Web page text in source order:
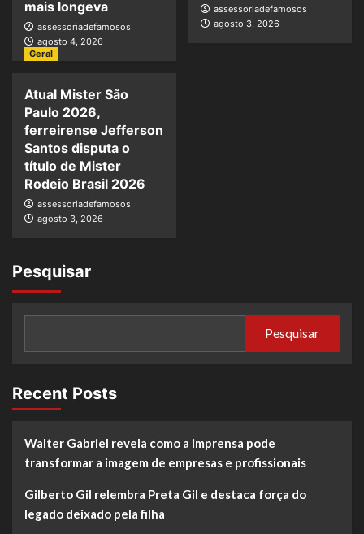
mais longeva
assessoriadefamosos
agosto 4, 2026
assessoriadefamosos
agosto 3, 2026
Geral
Atual Mister São
Paulo 2026,
ferreirense Jefferson
Santos disputa o
título de Mister
Rodeio Brasil 2026
assessoriadefamosos
agosto 3, 2026
Pesquisar
Pesquisar
Recent Posts
Walter Gabriel revela como a imprensa pode
transformar a imagem de empresas e profissionais
Gilberto Gil relembra Preta Gil e destaca força do
legado deixado pela filha